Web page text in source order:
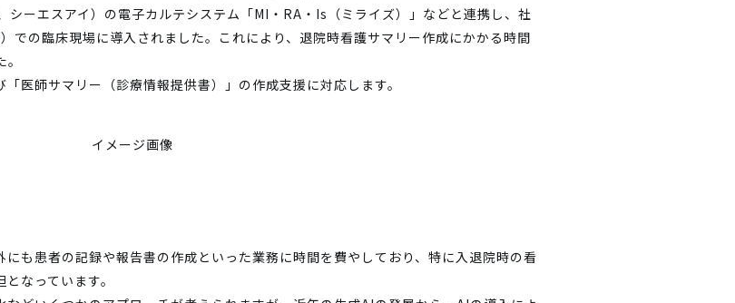
、シーエスアイ）の電子カルテシステム「MI・RA・Is（ミライズ）」などと連携し、社
）での臨床現場に導入されました。これにより、退院時看護サマリー作成にかかる時間
医師サマリー（診療情報提供書）」の作成支援に対応します。
も患者の記録や報告書の作成といった業務に時間を費やしており、特に入退院時の看
なっています。